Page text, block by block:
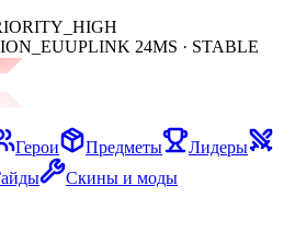
UPLINK 24MS · STABLE
Герои Предметы
Лидеры
Скины и моды